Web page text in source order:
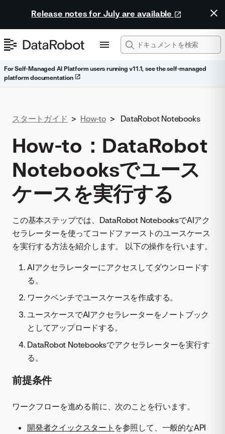
Release notes for July are available
For Self-Managed AI Platform users running v11.1, see the self-managed
platform documentation
スタートガイド > How-to > DataRobot Notebooks
How-to：DataRobot
Notebooksでユース
ケースを実行する
この基本ステップでは、DataRobot NotebooksでAIアク
セラレーターを使ってコードファーストのユースケース
を実行する方法を紹介します。 以下の操作を行います。
AIアクセラレーターにアクセスしてダウンロードす
る。
ワークベンチでユースケースを作成する。
ユースケースでAIアクセラレーターをノートブック
としてアップロードする。
DataRobot Notebooksでアクセラレーターを実行す
る。
前提条件
ワークフローを進める前に、次のことを行います。
開発者クイックスタート を参照して、一般的なAPI